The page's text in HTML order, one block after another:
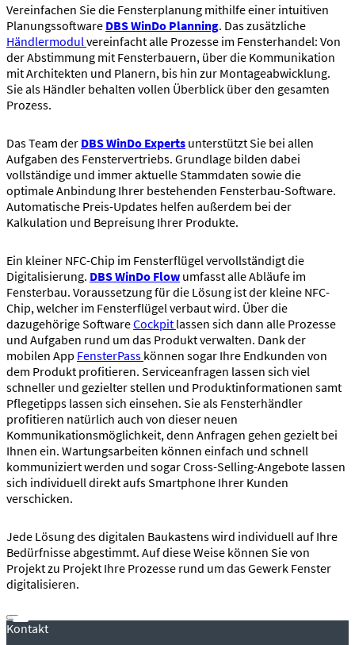
Vereinfachen Sie die Fensterplanung mithilfe einer intuitiven
Planungssoftware DBS WinDo Planning. Das zusätzliche
Händlermodul vereinfacht alle Prozesse im Fensterhandel: Von
der Abstimmung mit Fensterbauern, über die Kommunikation
mit Architekten und Planern, bis hin zur Montageabwicklung.
Sie als Händler behalten vollen Überblick über den gesamten
Prozess.
Das Team der DBS WinDo Experts unterstützt Sie bei allen
Aufgaben des Fenstervertriebs. Grundlage bilden dabei
vollständige und immer aktuelle Stammdaten sowie die
optimale Anbindung Ihrer bestehenden Fensterbau-Software.
Automatische Preis-Updates helfen außerdem bei der
Kalkulation und Bepreisung Ihrer Produkte.
Ein kleiner NFC-Chip im Fensterflügel vervollständigt die
Digitalisierung. DBS WinDo Flow umfasst alle Abläufe im
Fensterbau. Voraussetzung für die Lösung ist der kleine NFC-
Chip, welcher im Fensterflügel verbaut wird. Über die
dazugehörige SoftwareCockpit lassen sich dann alle Prozesse
und Aufgaben rund um das Produkt verwalten. Dank der
mobilen App FensterPass können sogar Ihre Endkunden von
dem Produkt profitieren. Serviceanfragen lassen sich viel
schneller und gezielter stellen und Produktinformationen samt
Pflegetipps lassen sich einsehen. Sie als Fensterhändler
profitieren natürlich auch von dieser neuen
Kommunikationsmöglichkeit, denn Anfragen gehen gezielt bei
Ihnen ein. Wartungsarbeiten können einfach und schnell
kommuniziert werden und sogar Cross-Selling-Angebote lassen
sich individuell direkt aufs Smartphone Ihrer Kunden
verschicken.
Jede Lösung des digitalen Baukastens wird individuell auf Ihre
Bedürfnisse abgestimmt. Auf diese Weise können Sie von
Projekt zu Projekt Ihre Prozesse rund um das Gewerk Fenster
digitalisieren.
Kontakt